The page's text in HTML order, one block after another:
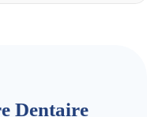
Dentaire